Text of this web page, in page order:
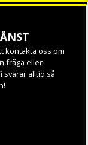
kontakta oss om
fråga eller
svarar alltid så